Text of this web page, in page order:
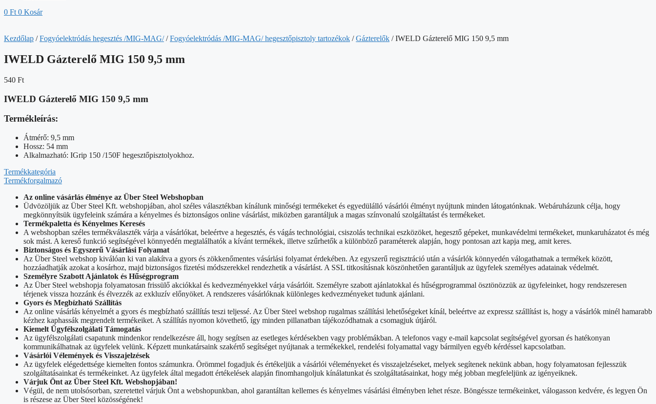
0 Ft 0 Kosár
Kezdőlap /Fogyóelektródás hegesztés /MIG-MAG//Fogyóelektródás /MIG-MAG/ hegesztőpisztoly tartozékok /Gázterelők / IWELD Gázterelő MIG 150 9,5 mm
IWELD Gázterelő MIG 150 9,5 mm
540 Ft
IWELD Gázterelő MIG 150 9,5 mm
Termékleírás:
Átmérő: 9,5 mm
Hossz: 54 mm
Alkalmazható: IGrip 150 /150F hegesztőpisztolyokhoz.
Termékkategória
Termékforgalmazó
Az online vásárlás élménye az Über Steel Webshopban
Üdvözöljük az Über Steel Kft. webshopjában, ahol széles választékban kínálunk minőségi termékeket és egyedülálló vásárlói élményt nyújtunk minden látogatónknak. Webáruházunk célja, hogy
megkönnyítsük ügyfeleink számára a kényelmes és biztonságos online vásárlást, miközben garantáljuk a magas színvonalú szolgáltatást és termékeket.
Termékpaletta és Kényelmes Keresés
A webshopban széles termékválaszték várja a vásárlókat, beleértve a hegesztés, és vágás technológiai, csiszolás technikai eszközöket, hegesztő gépeket, munkavédelmi termékeket, munkaruházatot és még
sok mást. A kereső funkció segítségével könnyedén megtalálhatók a kívánt termékek, illetve szűrhetők a különböző paraméterek alapján, hogy pontosan azt kapja meg, amit keres.
Biztonságos és Egyszerű Vásárlási Folyamat
Az Über Steel webshop kiválóan ki van alakítva a gyors és zökkenőmentes vásárlási folyamat érdekében. Az egyszerű regisztráció után a vásárlók könnyedén válogathatnak a termékek között,
hozzáadhatják azokat a kosárhoz, majd biztonságos fizetési módszerekkel rendezhetik a vásárlást. A SSL titkosításnak köszönhetően garantáljuk az ügyfelek személyes adatainak védelmét.
Személyre Szabott Ajánlatok és Hűségprogram
Az Über Steel webshopja folyamatosan frissülő akciókkal és kedvezményekkel várja vásárlóit. Személyre szabott ajánlatokkal és hűségprogrammal ösztönözzük az ügyfeleinket, hogy rendszeresen
térjenek vissza hozzánk és élvezzék az exkluzív előnyöket. A rendszeres vásárlóknak különleges kedvezményeket tudunk ajánlani.
Gyors és Megbízható Szállítás
Az online vásárlás kényelmét a gyors és megbízható szállítás teszi teljessé. Az Über Steel webshop rugalmas szállítási lehetőségeket kínál, beleértve az expressz szállítást is, hogy a vásárlók minél hamarabb
kézhez kaphassák megrendelt termékeiket. A szállítás nyomon követhető, így minden pillanatban tájékozódhatnak a csomagjuk útjáról.
Kiemelt Ügyfélszolgálati Támogatás
Az ügyfélszolgálati csapatunk mindenkor rendelkezésre áll, hogy segítsen az esetleges kérdésekben vagy problémákban. A telefonos vagy e-mail kapcsolat segítségével gyorsan és hatékonyan
kommunikálhatnak az ügyfelek velünk. Képzett munkatársaink szakértő segítséget nyújtanak a termékekkel, rendelési folyamattal vagy bármilyen egyéb kérdéssel kapcsolatban.
Vásárlói Vélemények és Visszajelzések
Az ügyfelek elégedettsége kiemelten fontos számunkra. Örömmel fogadjuk és értékeljük a vásárlói véleményeket és visszajelzéseket, melyek segítenek nekünk abban, hogy folyamatosan fejlesszük
szolgáltatásainkat és termékeinket. Az ügyfelek által megadott értékelések alapján finomhangoljuk kínálatunkat és szolgáltatásainkat, hogy még jobban megfeleljünk az igényeiknek.
Várjuk Önt az Über Steel Kft. Webshopjában!
Végül, de nem utolsósorban, szeretettel várjuk Önt a webshopunkban, ahol garantáltan kellemes és kényelmes vásárlási élményben lehet része. Böngéssze termékeinket, válogasson kedvére, és legyen Ön
is részese az Über Steel közösségének!